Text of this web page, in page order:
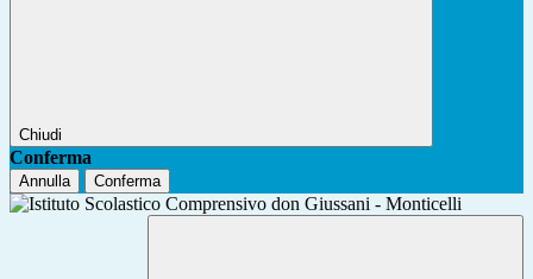
Chiudi
Conferma
Annulla Conferma